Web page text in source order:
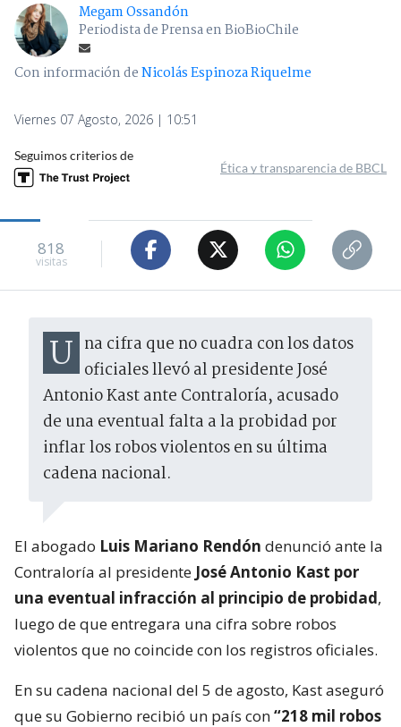
Megam Ossandón
Periodista de Prensa en BioBioChile
Con información deNicolás Espinoza Riquelme
Viernes 07 Agosto, 2026 | 10:51
Seguimos criterios de
Ética y transparencia de BBCL
818
visitas
Una cifra que no cuadra con los datos oficiales llevó al presidente José
Antonio Kast ante Contraloría, acusado
de una eventual falta a la probidad por
inflar los robos violentos en su última
cadena nacional.
El abogado Luis Mariano Rendón denunció ante la
Contraloría al presidente José Antonio Kast por
una eventual infracción al principio de probidad,
luego de que entregara una cifra sobre robos
violentos que no coincide con los registros oficiales.
En su cadena nacional del 5 de agosto, Kast aseguró
que su Gobierno recibió un país con“218 mil robos